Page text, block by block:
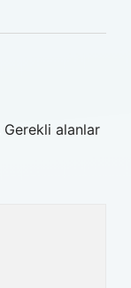
Gerekli alanlar